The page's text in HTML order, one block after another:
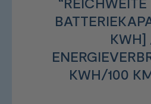
KWH/100